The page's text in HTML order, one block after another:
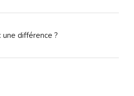
différence ?